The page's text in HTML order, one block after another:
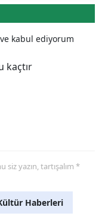
kabul ediyorum
kaçtır
yazın, tartışalım *
Haberleri